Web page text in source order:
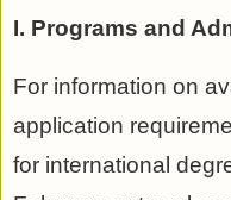
I. Programs and
For information on
application
for international